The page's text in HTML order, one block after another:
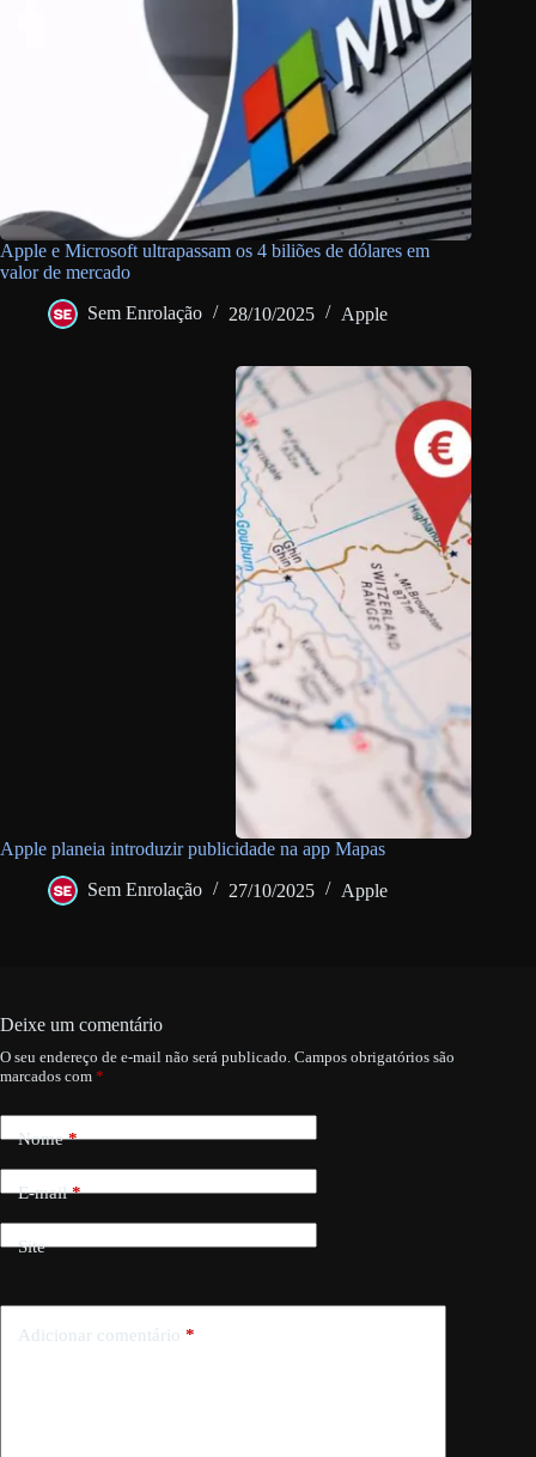
Apple e Microsoft ultrapassam os 4 biliões de dólares em
valor de mercado
Sem Enrolação 28/10/2025 Apple
Apple planeia introduzir publicidade na app Mapas
Sem Enrolação 27/10/2025 Apple
Deixe um comentário
O seu endereço de e-mail não será publicado. Campos obrigatórios são
marcados com *
Nome*
E-mail*
Site
Adicionar comentário *